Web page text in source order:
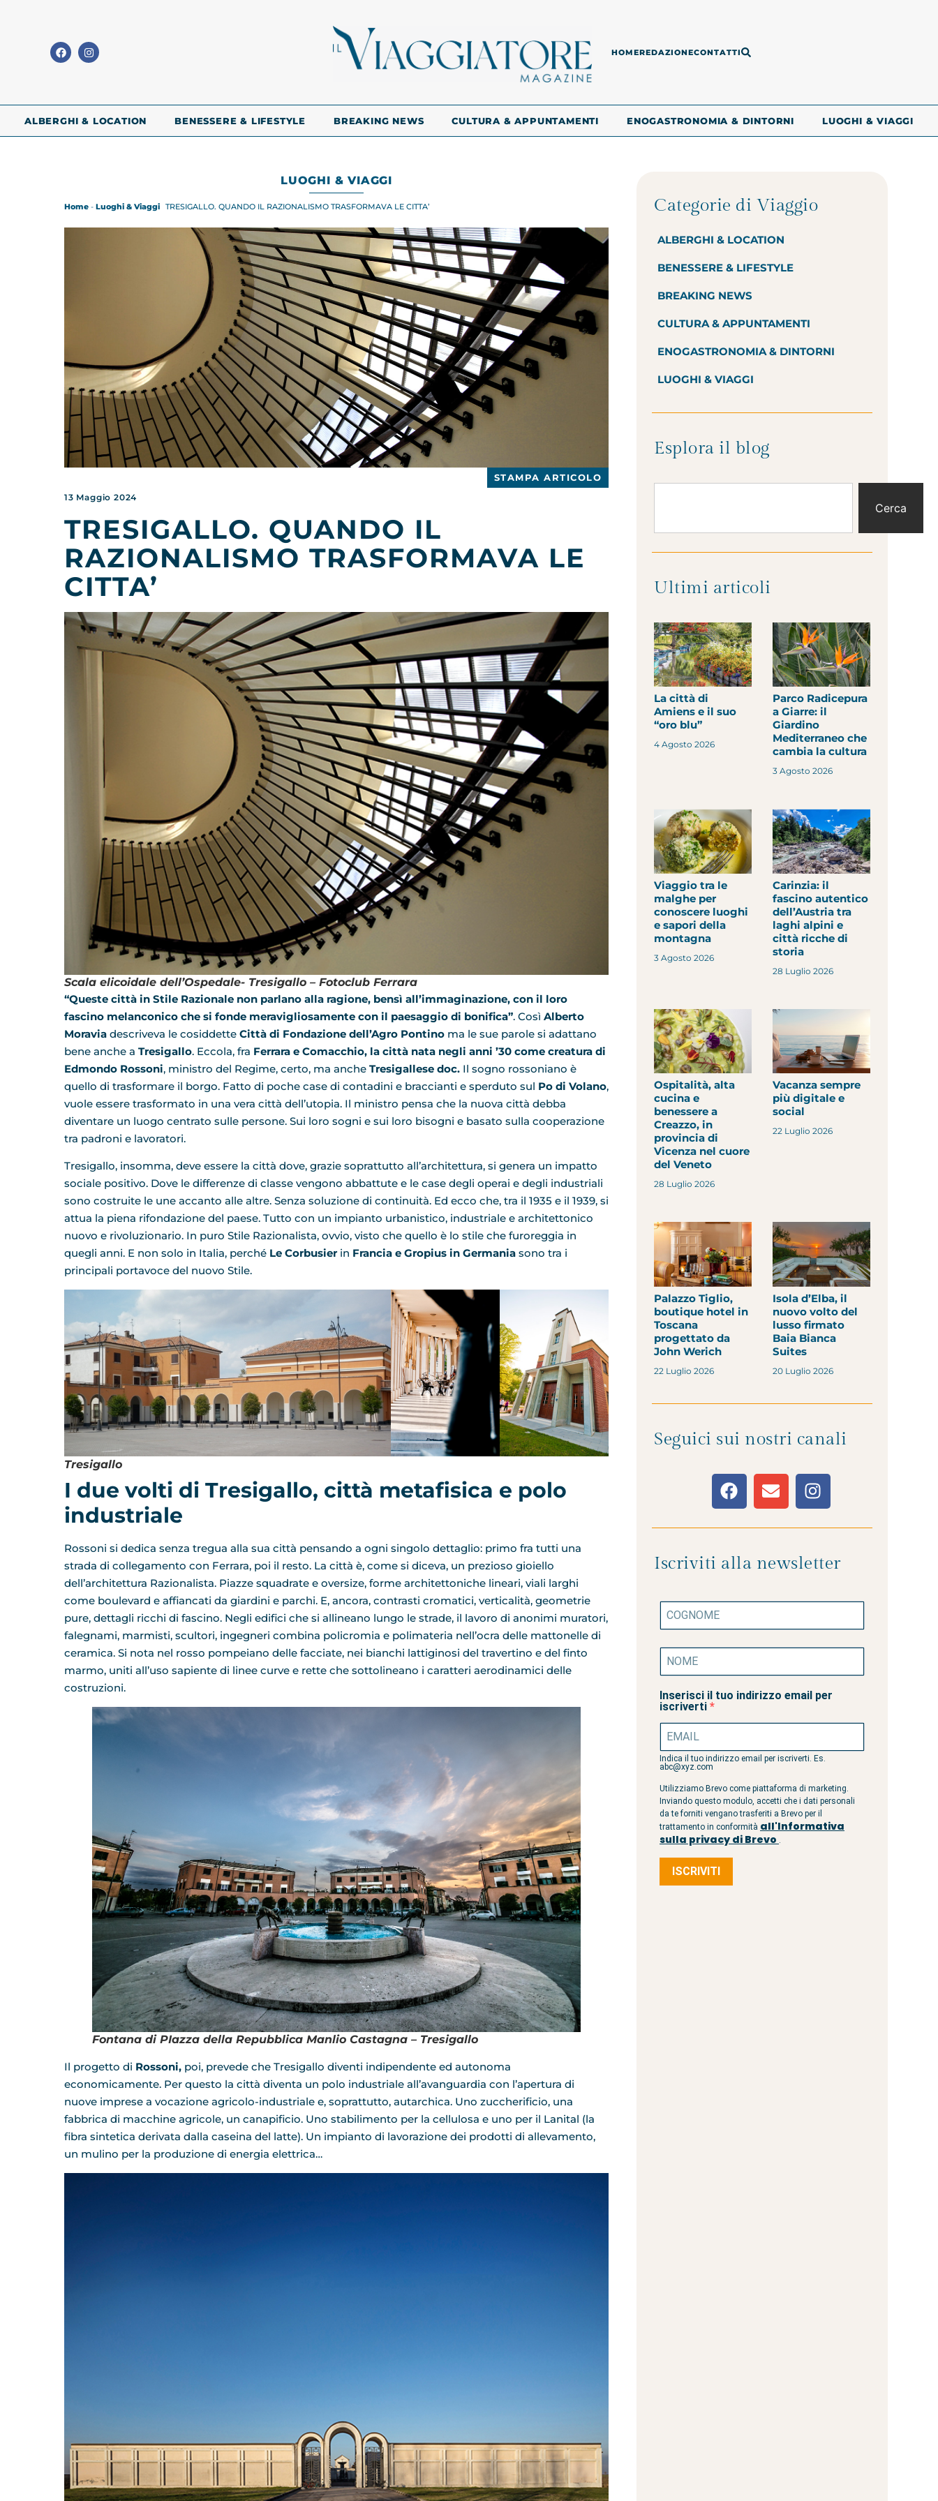
HOMEREDAZIONECONTATTI
ALBERGHI & LOCATION BENESSERE & LIFESTYLE BREAKING NEWS CULTURA & APPUNTAMENTI ENOGASTRONOMIA & DINTORNI LUOGHI & VIAGGI
LUOGHI & VIAGGI
Home - Luoghi & Viaggi TRESIGALLO. QUANDO IL RAZIONALISMO TRASFORMAVA LE CITTA’
STAMPA ARTICOLO
13 Maggio 2024
TRESIGALLO. QUANDO IL
RAZIONALISMO TRASFORMAVA LE
CITTA’
Scala elicoidale dell’Ospedale- Tresigallo – Fotoclub Ferrara
“Queste città in Stile Razionale non parlano alla ragione, bensì all’immaginazione, con il loro
fascino melanconico che si fonde meravigliosamente con il paesaggio di bonifica”. Così Alberto
Moravia descriveva le cosiddette Città di Fondazione dell’Agro Pontino ma le sue parole si adattano
bene anche a Tresigallo. Eccola, fra Ferrara e Comacchio, la città nata negli anni ’30 come creatura di
Edmondo Rossoni, ministro del Regime, certo, ma anche Tresigallese doc. Il sogno rossoniano è
quello di trasformare il borgo. Fatto di poche case di contadini e braccianti e sperduto sul Po di Volano,
vuole essere trasformato in una vera città dell’utopia. Il ministro pensa che la nuova città debba
diventare un luogo centrato sulle persone. Sui loro sogni e sui loro bisogni e basato sulla cooperazione
tra padroni e lavoratori.
Tresigallo, insomma, deve essere la città dove, grazie soprattutto all’architettura, si genera un impatto
sociale positivo. Dove le differenze di classe vengono abbattute e le case degli operai e degli industriali
sono costruite le une accanto alle altre. Senza soluzione di continuità. Ed ecco che, tra il 1935 e il 1939, si
attua la piena rifondazione del paese. Tutto con un impianto urbanistico, industriale e architettonico
nuovo e rivoluzionario. In puro Stile Razionalista, ovvio, visto che quello è lo stile che furoreggia in
quegli anni. E non solo in Italia, perché Le Corbusier in Francia e Gropius in Germania sono tra i
principali portavoce del nuovo Stile.
Tresigallo
I due volti di Tresigallo, città metafisica e polo
industriale
Rossoni si dedica senza tregua alla sua città pensando a ogni singolo dettaglio: primo fra tutti una
strada di collegamento con Ferrara, poi il resto. La città è, come si diceva, un prezioso gioiello
dell’architettura Razionalista. Piazze squadrate e oversize, forme architettoniche lineari, viali larghi
come boulevard e affiancati da giardini e parchi. E, ancora, contrasti cromatici, verticalità, geometrie
pure, dettagli ricchi di fascino. Negli edifici che si allineano lungo le strade, il lavoro di anonimi muratori,
falegnami, marmisti, scultori, ingegneri combina policromia e polimateria nell’ocra delle mattonelle di
ceramica. Si nota nel rosso pompeiano delle facciate, nei bianchi lattiginosi del travertino e del finto
marmo, uniti all’uso sapiente di linee curve e rette che sottolineano i caratteri aerodinamici delle
costruzioni.
Fontana di PIazza della Repubblica Manlio Castagna – Tresigallo
Il progetto di Rossoni, poi, prevede che Tresigallo diventi indipendente ed autonoma
economicamente. Per questo la città diventa un polo industriale all’avanguardia con l’apertura di
nuove imprese a vocazione agricolo-industriale e, soprattutto, autarchica. Uno zuccherificio, una
fabbrica di macchine agricole, un canapificio. Uno stabilimento per la cellulosa e uno per il Lanital (la
fibra sintetica derivata dalla caseina del latte). Un impianto di lavorazione dei prodotti di allevamento,
un mulino per la produzione di energia elettrica…
Categorie di Viaggio
ALBERGHI & LOCATION
BENESSERE & LIFESTYLE
BREAKING NEWS
CULTURA & APPUNTAMENTI
ENOGASTRONOMIA & DINTORNI
LUOGHI & VIAGGI
Esplora il blog
Cerca
Ultimi articoli
La città di
Amiens e il suo
“oro blu”
4 Agosto 2026
Parco Radicepura
a Giarre: il
Giardino
Mediterraneo che
cambia la cultura
3 Agosto 2026
Viaggio tra le
malghe per
conoscere luoghi
e sapori della
montagna
3 Agosto 2026
Carinzia: il
fascino autentico
dell’Austria tra
laghi alpini e
città ricche di
storia
28 Luglio 2026
Ospitalità, alta
cucina e
benessere a
Creazzo, in
provincia di
Vicenza nel cuore
del Veneto
28 Luglio 2026
Vacanza sempre
più digitale e
social
22 Luglio 2026
Palazzo Tiglio,
boutique hotel in
Toscana
progettato da
John Werich
22 Luglio 2026
Isola d’Elba, il
nuovo volto del
lusso firmato
Baia Bianca
Suites
20 Luglio 2026
Seguici sui nostri canali
Iscriviti alla newsletter
Inserisci il tuo indirizzo email per
iscriverti
Indica il tuo indirizzo email per iscriverti. Es.
abc@xyz.com
Utilizziamo Brevo come piattaforma di marketing.
Inviando questo modulo, accetti che i dati personali
da te forniti vengano trasferiti a Brevo per il
trattamento in conformità all'Informativa
sulla privacy di Brevo
ISCRIVITI